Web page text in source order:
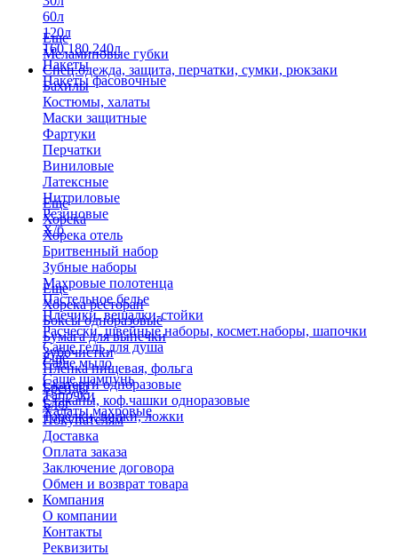
60л
120л
160,180,240л
Пакеты
Пакеты фасовочные
Еще
Меламиновые губки
Спец.одежда, защита, перчатки, сумки, рюкзаки
Бахилы
Костюмы, халаты
Маски защитные
Фартуки
Перчатки
Виниловые
Латексные
Нитриловые
Резиновые
Х/б
Еще
Хорека
Хорека отель
Бритвенный набор
Зубные наборы
Махровые полотенца
Пастельное белье
Плечики, вешалки-стойки
Расчески, швейные наборы, космет.наборы, шапочки
Саше гель для душа
Саше мыло
Саше шампунь
Тапочки
Халаты махровые
Еще
Хорека ресторан
Боксы одноразовые
Бумага для выпечки
Зубочистки
Пленка пищевая, фольга
Скатерти одноразовые
Стаканы, коф.чашки одноразовые
Тарелки, вилки, ложки
Еще
Бренды
Блог
Покупателям
Доставка
Оплата заказа
Заключение договора
Обмен и возврат товара
Компания
О компании
Контакты
Реквизиты